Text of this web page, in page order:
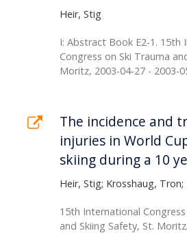
Heir, Stig
I: Abstract Book E2-1. 15th
Congress on Ski Trauma
Moritz, 2003-04-27 - 2003-
The incidence and
injuries in World
skiing during a 10
Heir, Stig; Krosshaug, Tron;
15th International
and Skiing Safety, St.